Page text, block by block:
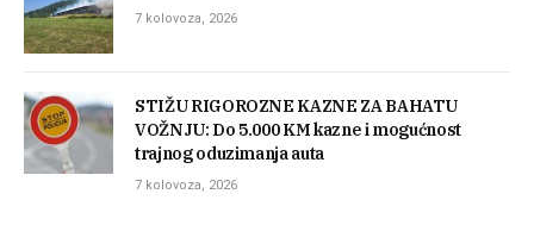
7 kolovoza, 2026
STIŽU RIGOROZNE KAZNE ZA BAHATU
VOŽNJU: Do 5.000 KM kazne i mogućnost
trajnog oduzimanja auta
7 kolovoza, 2026